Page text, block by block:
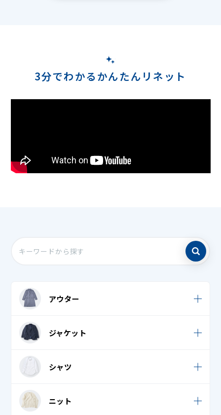
3分でわかるかんたんリネット
アウター
ウィンドブレーカー
キルティングベスト
ジャンパー
ジャケット
カジュアルジャケット
スーツ
タキシード・モーニング・燕尾服 上
シャツ
Tシャツ・ロングTシャツ
ニット